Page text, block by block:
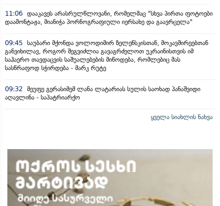
11:06 დააკავეს არასრულწლოვანი, რომელმაც "სხვა პირთა ფოტოები
დაამონტაჟა, მიანიჭა პორნოგრაფიული იერსახე და გაავრცელა"
09:45 საუბარი მქონდა ვოლოდიმირ ზელენსკისთან, მოკავშირეებთან
განვიხილავ, როგორ შეგვიძლია გავაგრძელოთ უკრაინისთვის იმ
საჰაერო თავდაცვის საშუალებების მიწოდება, რომლებიც მას
სასწრაფოდ სჭირდება - მარკ რუტე
09:32
მეუფე გერასიმემ ლანა ლატარიას სულის საოხად პანაშვიდი
აღავლინა - საპატრიარქო
ყველა სიახლის ნახვა